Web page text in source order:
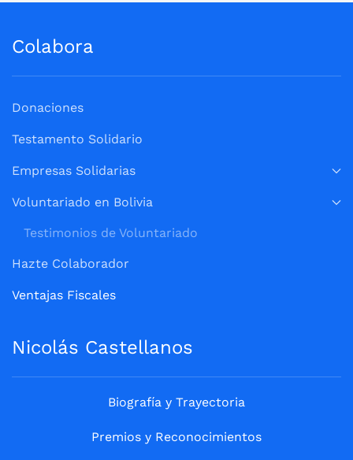
Colabora
Donaciones
Testamento Solidario
Empresas Solidarias
Voluntariado en Bolivia
Testimonios de Voluntariado
Hazte Colaborador
Ventajas Fiscales
Nicolás Castellanos
Biografía y Trayectoria
Premios y Reconocimientos